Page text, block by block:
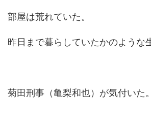
部屋は荒れていた。
昨日まで暮らしていたかのような
菊田刑事（亀梨和也）が気付いた。